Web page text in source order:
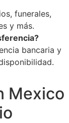
funerales,
y más.
bancaria y
Mexico